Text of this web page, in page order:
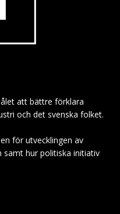
att bättre förklara
och det svenska folket.
för utvecklingen av
samt hur politiska initiativ